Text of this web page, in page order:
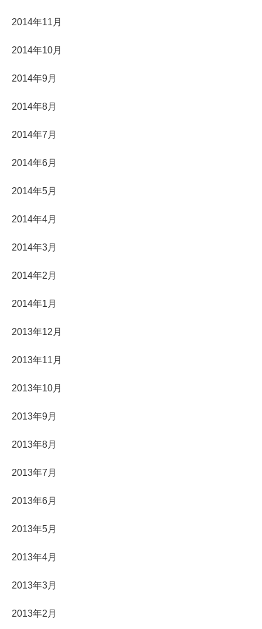
2014年11月
2014年10月
2014年9月
2014年8月
2014年7月
2014年6月
2014年5月
2014年4月
2014年3月
2014年2月
2014年1月
2013年12月
2013年11月
2013年10月
2013年9月
2013年8月
2013年7月
2013年6月
2013年5月
2013年4月
2013年3月
2013年2月